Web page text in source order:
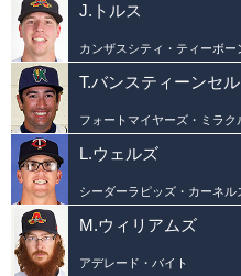
J.トルス
カンザスシティ・ティーボー
T.バンスティーンセル
フォートマイヤーズ・ミラク
L.ウェルズ
シーダーラピッズ・カーネル
M.ウィリアムズ
アデレード・バイト